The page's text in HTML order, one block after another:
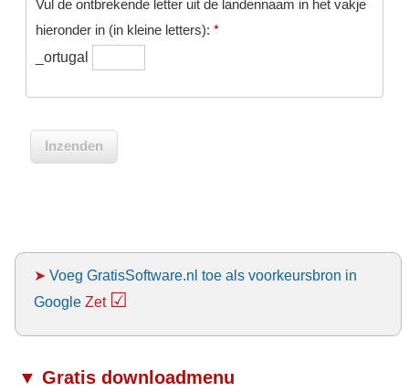
Vul de ontbrekende letter uit de landennaam in het vakje
hieronder in (in kleine letters): *
_ortugal
➤ Voeg GratisSoftware.nl toe als voorkeursbron in
Google Zet ☑
▼ Gratis downloadmenu